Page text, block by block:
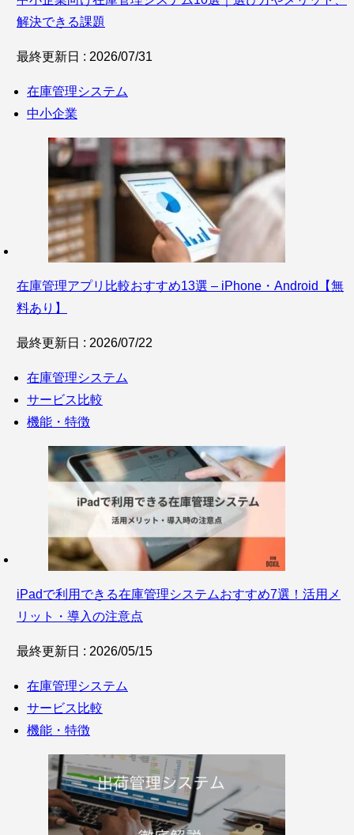
解決できる課題
最終更新日 : 2026/07/31
在庫管理システム
中小企業
在庫管理アプリ比較おすすめ13選 – iPhone・Android【無
料あり】
最終更新日 : 2026/07/22
在庫管理システム
サービス比較
機能・特徴
iPadで利用できる在庫管理システムおすすめ7選！活用メ
リット・導入の注意点
最終更新日 : 2026/05/15
在庫管理システム
サービス比較
機能・特徴